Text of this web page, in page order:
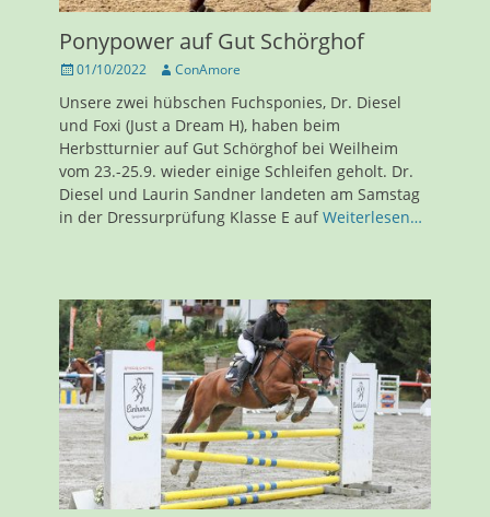
Ponypower auf Gut Schörghof
Veröffentlicht
01/10/2022 AutorConAmore
Unsere zwei hübschen Fuchsponies, Dr. Diesel
und Foxi (Just a Dream H), haben beim
Herbstturnier auf Gut Schörghof bei Weilheim
vom 23.-25.9. wieder einige Schleifen geholt. Dr.
Diesel und Laurin Sandner landeten am Samstag
in der Dressurprüfung Klasse E aufWeiterlesen…